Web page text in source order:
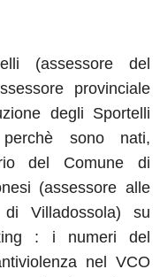
(assessore del
provinciale
degli Sportelli
sono nati,
del Comune di
(assessore alle
Villadossola) su
: i numeri del
nel VCO